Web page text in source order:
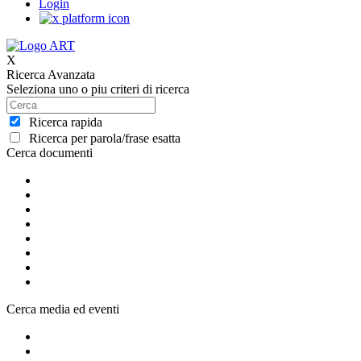
Login
X
Ricerca Avanzata
Seleziona uno o piu criteri di ricerca
Ricerca rapida
Ricerca per parola/frase esatta
Cerca documenti
Cerca media ed eventi